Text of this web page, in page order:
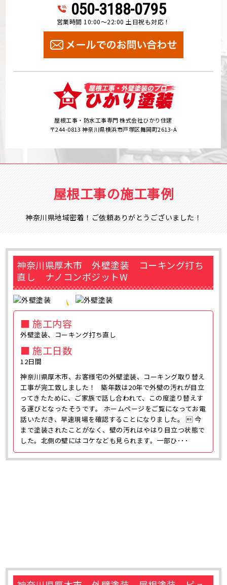
050-3188-0795
営業時間 10:00～22:00 土日祝も対応！
屋根工事・防水工事専門 株式会社ひかり住建
〒244-0813 神奈川県横浜市戸塚区舞岡町2613-A
屋根工事の施工事例
神奈川県地域密着！ご依頼ありがとうございました！
神奈川県厚木市 外壁塗装 コーキング打ち
直し ナノコンポジットW
■ 施工内容
外壁塗装、コーキング打ち直し
■ 施工日数
12日間
神奈川県厚木市、お客様宅の外壁塗装、コーキング取り替え
工事が完工致しました！ 築年数は20年で外壁の汚れが目立
ってきたために、ご家族で話し合われて、この度塗り替えす
る運びとなったそうです。 ホームページをご覧になってお電
話いただき、早速現場を確認することになりました。  今
まで塗装されたことがなく、壁の汚れはやはり目立つ状態で
した。北側の壁にはコケなども見られます。一部ひ･･･